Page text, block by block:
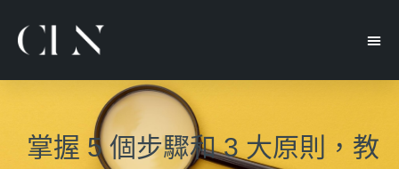
掌握 5 個步驟和 3 大原則，教